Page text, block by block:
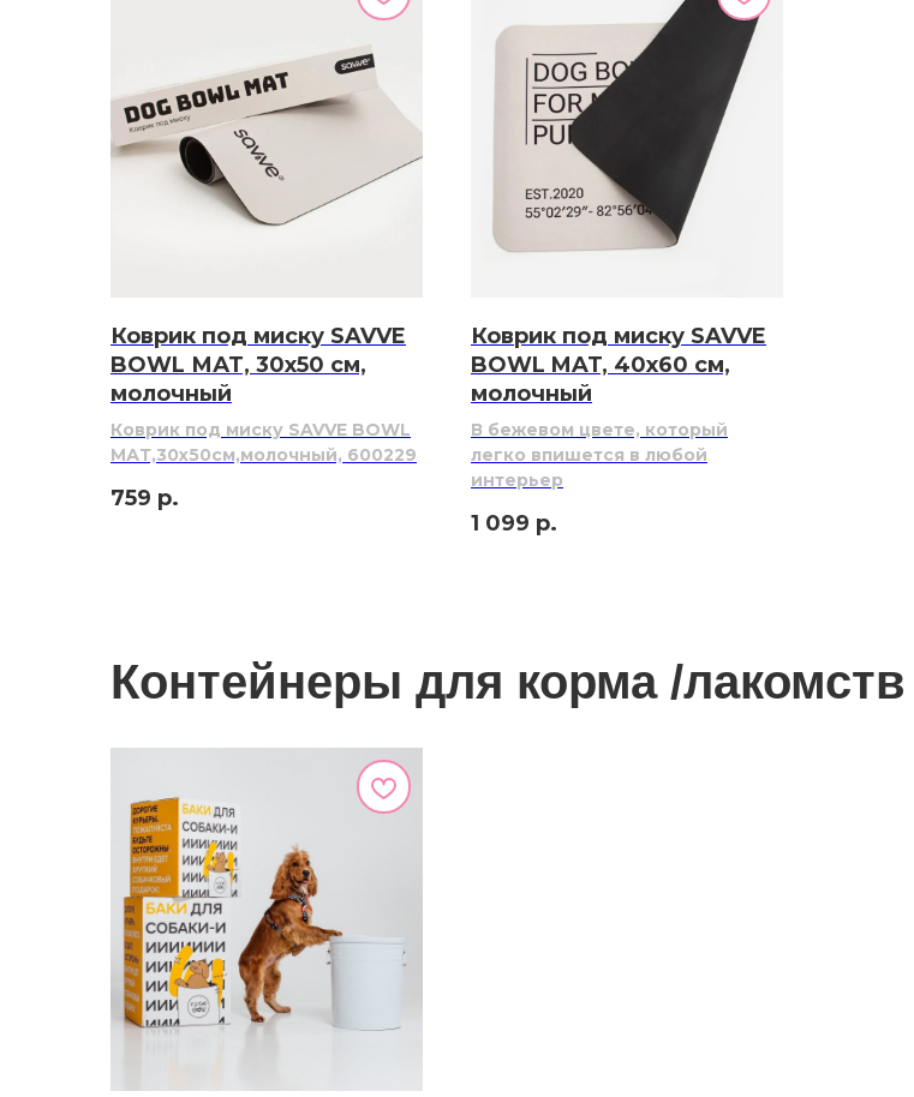
Коврик под миску SAVVE
BOWL МАТ, 30х50 см,
молочный
Коврик под миску SAVVE BOWL
МАТ,30х50см,молочный, 600229
759 р.
Коврик под миску SAVVE
BOWL MAT, 40х60 см,
молочный
В бежевом цвете, который
легко впишется в любой
интерьер
1 099 р.
Контейнеры для корма /лакомств